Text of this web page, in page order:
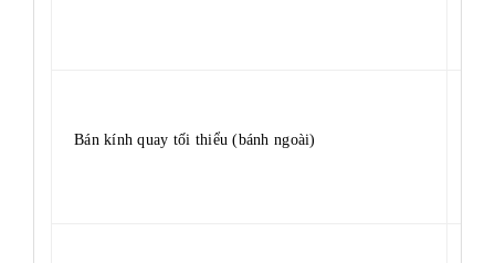
Bán kính quay tối thiểu (bánh ngoài)